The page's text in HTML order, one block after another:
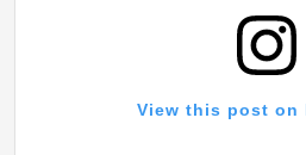
View this post on